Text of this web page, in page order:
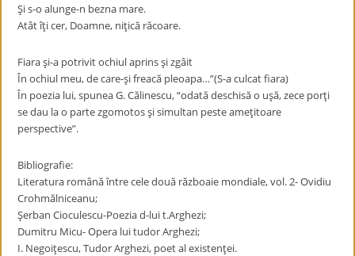
Şi s-o alunge-n bezna mare.
Atât îţi cer, Doamne, niţică răcoare.
Fiara şi-a potrivit ochiul aprins şi zgâit
În ochiul meu, de care-şi freacă pleoapa…”(S-a culcat fiara)
În poezia lui, spunea G. Călinescu, “odată deschisă o uşă, zece porţi
se dau la o parte zgomotos şi simultan peste ameţitoare
perspective”.
Bibliografie:
Literatura română între cele două războaie mondiale, vol. 2- Ovidiu
Crohmălniceanu;
Şerban Cioculescu-Poezia d-lui t.Arghezi;
Dumitru Micu- Opera lui tudor Arghezi;
I. Negoiţescu, Tudor Arghezi, poet al existenţei.